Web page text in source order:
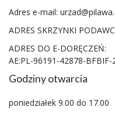
Adres e-mail:
ADRES SKRZYNKI
ADRES DO E-DORĘCZEŃ:
AE:PL-96191-42878-BFBIF-
Godziny otwarcia
poniedziałek 9.00 do 17.00